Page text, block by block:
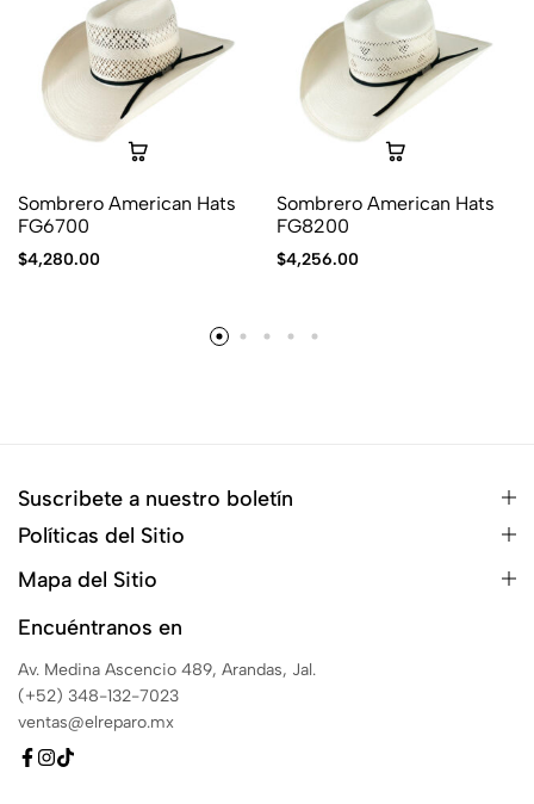
Sombrero American Hats
FG6700
$4,280.00
Sombrero American Hats
FG8200
$4,256.00
Suscribete a nuestro boletín
Políticas del Sitio
Mapa del Sitio
Encuéntranos en
Av. Medina Ascencio 489, Arandas, Jal.
(+52) 348-132-7023
ventas@elreparo.mx